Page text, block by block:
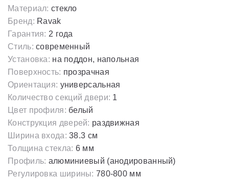
Материал: стекло
Бренд: Ravak
Гарантия: 2 года
Стиль: современный
Установка: на поддон, напольная
Поверхность: прозрачная
Ориентация: универсальная
Количество секций двери: 1
Цвет профиля: белый
Конструкция дверей: раздвижная
Ширина входа: 38.3 см
Толщина стекла: 6 мм
Профиль: алюминиевый (анодированный)
Регулировка ширины: 780-800 мм